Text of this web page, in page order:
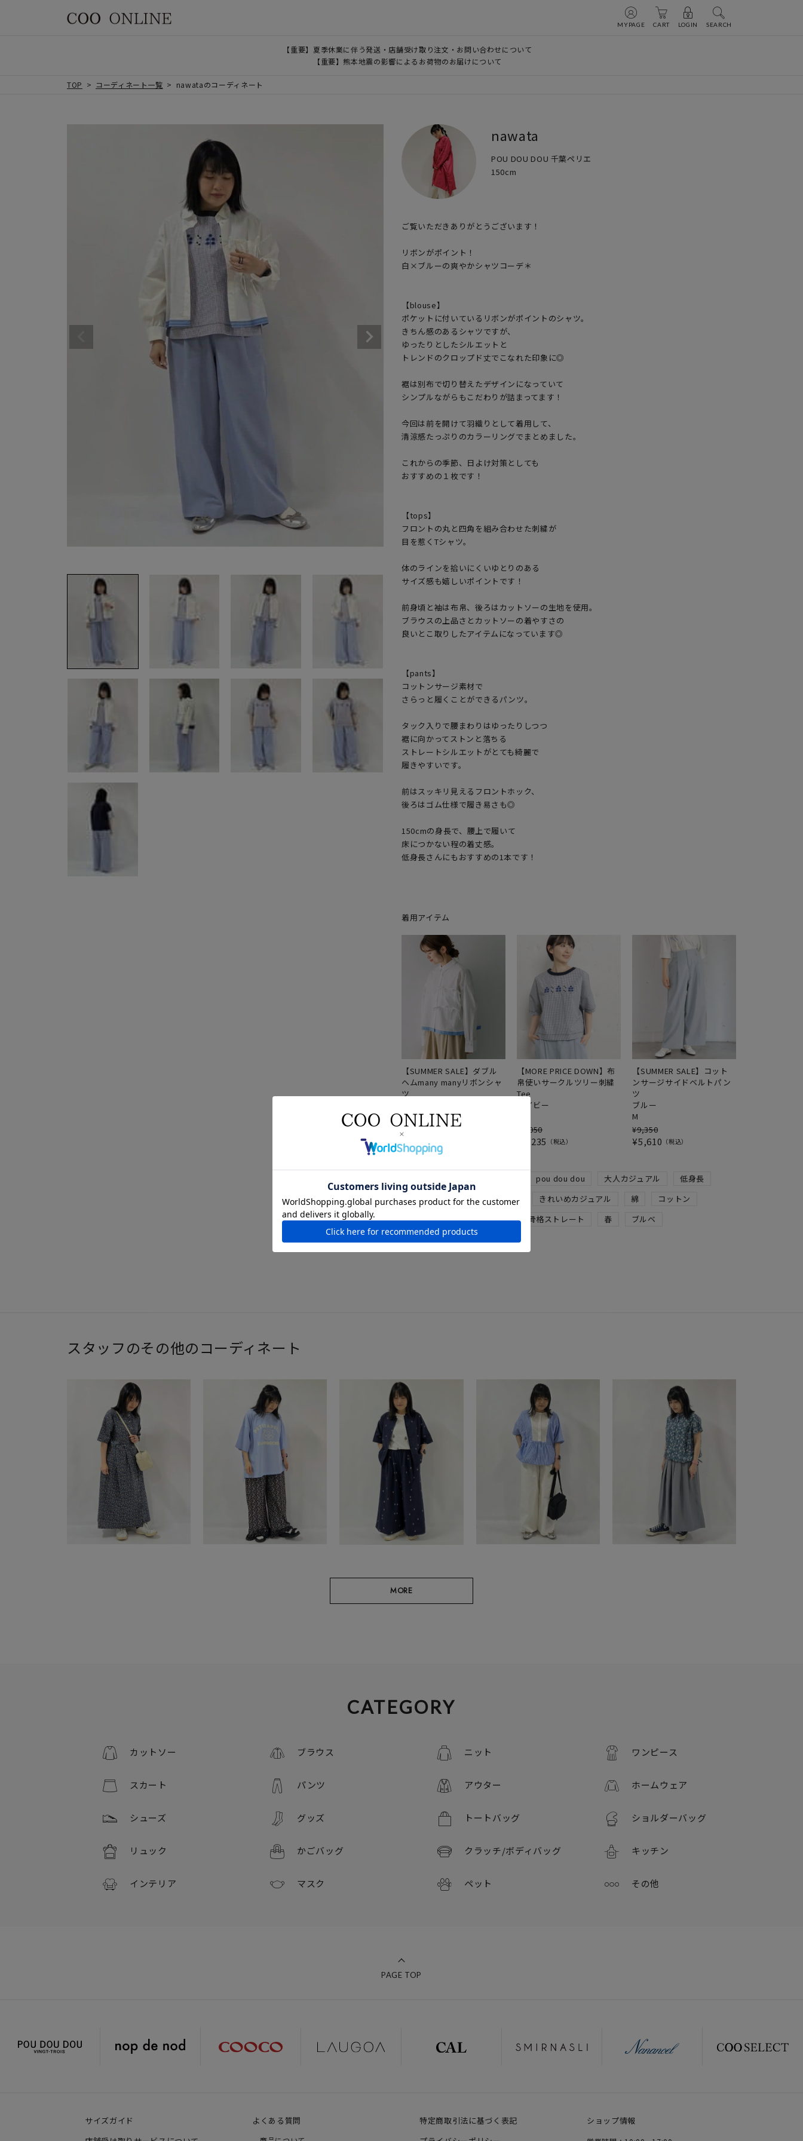
MYPAGE CART LOGIN SEARCH
【重要】夏季休業に伴う発送・店舗受け取り注文・お問い合わせについて
【重要】熊本地震の影響によるお荷物のお届けについて
TOP コーディネート一覧 nawataのコーディネート
nawata
POU DOU DOU 千葉ペリエ
150cm
​ご覧いただきありがとうございます！
リボンがポイント！
白×ブルーの爽やかシャツコーデ＊
【blouse】
ポケットに付いているリボンがポイントのシャツ。
きちん感のあるシャツですが、
ゆったりとしたシルエットと
トレンドのクロップド丈でこなれた印象に◎
裾は別布で切り替えたデザインになっていて
シンプルながらもこだわりが詰まってます！
今回は前を開けて羽織りとして着用して、
清涼感たっぷりのカラーリングでまとめました。
これからの季節、日よけ対策としても
おすすめの１枚です！
【tops】
フロントの丸と四角を組み合わせた刺繍が
目を惹くTシャツ。
体のラインを拾いにくいゆとりのある
サイズ感も嬉しいポイントです！
前身頃と袖は布帛、後ろはカットソーの生地を使用。
ブラウスの上品さとカットソーの着やすさの
良いとこ取りしたアイテムになっています◎
​【pants】
コットンサージ素材で
さらっと履くことができるパンツ。
タック入りで腰まわりはゆったりしつつ
裾に向かってストンと落ちる
ストレートシルエットがとても綺麗で
履きやすいです。
前はスッキリ見えるフロントホック、
後ろはゴム仕様で履き易さも◎
​150cmの身長で、腰上で履いて
床につかない程の着丈感。
着用アイテム
【SUMMER SALE】ダブル
ヘムmany manyリボンシャ
ツ
M
¥7,590
¥ 4,554
【MORE PRICE DOWN】布
帛使いサークルツリー刺繍
Tee
ネイビー
6,050
4,235 税込
【SUMMER SALE】コット
ンサージサイドベルトパン
ツ
ブルー
M
¥9,350
¥5,610 税込
pou dou dou 大人カジュアル
低身長
カットソー
夏 ブルー きれいめカジュアル 綿
コットン
オフホワイト
ネイビー 骨格ストレート 春
ブルベ
オフスタイル
スタッフのその他のコーディネート
MORE
CATEGORY
カットソー ブラウス ニット ワンピース
スカート パンツ アウター ホームウェア
シューズ グッズ トートバッグ ショルダーバッグ
リュック かごバッグ クラッチ/ボディバッグ キッチン
インテリア マスク ペット その他
PAGE TOP
サイズガイド
よくある質問
特定商取引法に基づく表記
ショップ情報